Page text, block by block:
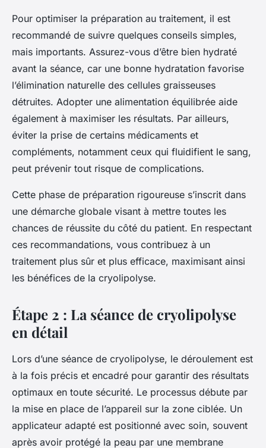
Pour optimiser la préparation au traitement, il est
recommandé de suivre quelques conseils simples,
mais importants. Assurez-vous d’être bien hydraté
avant la séance, car une bonne hydratation favorise
l’élimination naturelle des cellules graisseuses
détruites. Adopter une alimentation équilibrée aide
également à maximiser les résultats. Par ailleurs,
éviter la prise de certains médicaments et
compléments, notamment ceux qui fluidifient le sang,
peut prévenir tout risque de complications.
Cette phase de préparation rigoureuse s’inscrit dans
une démarche globale visant à mettre toutes les
chances de réussite du côté du patient. En respectant
ces recommandations, vous contribuez à un
traitement plus sûr et plus efficace, maximisant ainsi
les bénéfices de la cryolipolyse.
Étape 2 : La séance de cryolipolyse
en détail
Lors d’une séance de cryolipolyse, le déroulement est
à la fois précis et encadré pour garantir des résultats
optimaux en toute sécurité. Le processus débute par
la mise en place de l’appareil sur la zone ciblée. Un
applicateur adapté est positionné avec soin, souvent
après avoir protégé la peau par une membrane